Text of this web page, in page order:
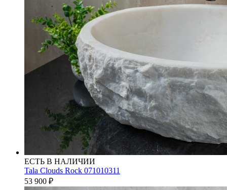
ЕСТЬ В НАЛИЧИИ
Tala Clouds Rock 071010311
53 900 ₽